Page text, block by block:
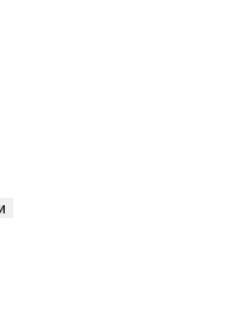
Эксклюзивный